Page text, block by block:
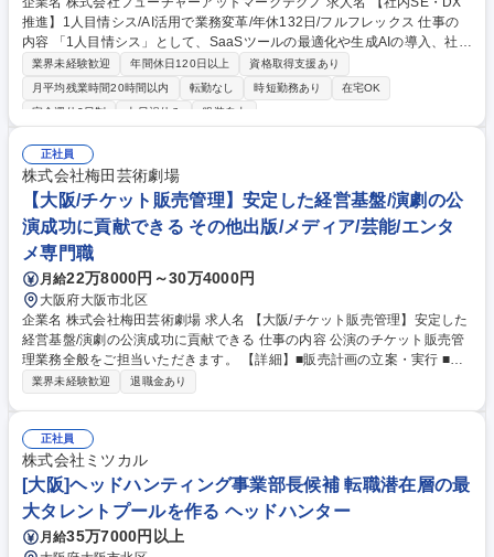
推進】1人目情シス/AI活用で業務変革/年休132日/フルフレックス 仕事の
内容 「1人目情シス」として、SaaSツールの最適化や生成AIの導入、社内
DXを牽引いただきます。バックオフィス業務の仕組み化を通じ、組織を1
00名規模へスケールさせるための基盤作りを担う重要ポジションです。
・Salesforce等のSaaSツール構築、運用、連携 ・生成AIを用いた業務効
プデスク ・総務領域の巻き取りと仕組み化 【魅力】代表直下で裁量大。
自ら提案し最新技術を実装できる環境です。残業月平均10h程度、年休13
2日とワークライフバランスも抜群。100%支給の引越補助で遠方からの挑
戦も歓迎します。 募集職種 【社内SE・DX推進】1人目情シス/AI活用で業
務変革/年休132日/フルフレックス
業界未経験歓迎 年間休日120日以上
資格取得支援あり
月平均残業時間20時間以内
転勤なし 時短勤務あり
在宅OK
完全週休2日制
土日祝休み 服装自由
正社員
株式会社梅田芸術劇場
【大阪/チケット販売管理】安定した経営基盤/演劇の公
演成功に貢献できる その他出版/メディア/芸能/エンタ
メ専門職
月給22万8000円～30万4000円
大阪府大阪市北区
企業名 株式会社梅田芸術劇場 求人名 【大阪/チケット販売管理】安定した
経営基盤/演劇の公演成功に貢献できる 仕事の内容 公演のチケット販売管
理業務全般をご担当いただきます。 【詳細】■販売計画の立案・実行 ■出
演者事務所及びプレイガイドとの販売調整■チケットに関する契約業務 ※
売管理】安定した経営基盤/演劇の公演成功に貢献できる
業界未経験歓迎 退職金あり
正社員
株式会社ミツカル
[大阪]ヘッドハンティング事業部長候補 転職潜在層の最
大タレントプールを作る ヘッドハンター
月給35万7000円以上